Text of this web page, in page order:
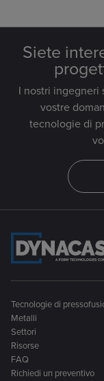
Siete
I nostri ingegneri
vostre
tecnologie di
Tecnologie di
Metalli
Settori
Risorse
FAQ
Richiedi un preventivo